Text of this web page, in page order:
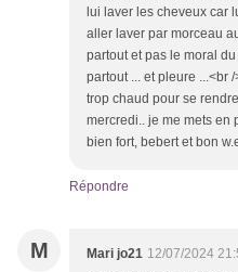
lui laver les cheveux car
aller laver par morceau
partout et pas le moral
partout ... et pleure ...<br
trop chaud pour se
mercredi.. je me mets en
bien fort, bebert et bon
Répondre
M Mari jo21 12/07/2024